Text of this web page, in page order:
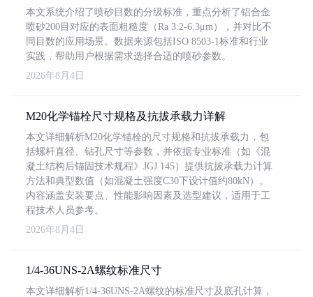
本文系统介绍了喷砂目数的分级标准，重点分析了铝合金
喷砂200目对应的表面粗糙度（Ra 3.2-6.3μm），并对比不
同目数的应用场景。数据来源包括ISO 8503-1标准和行业
实践，帮助用户根据需求选择合适的喷砂参数。
2026年8月4日
M20化学锚栓尺寸规格及抗拔承载力详解
本文详细解析M20化学锚栓的尺寸规格和抗拔承载力，包
括螺杆直径、钻孔尺寸等参数，并依据专业标准（如《混
凝土结构后锚固技术规程》JGJ 145）提供抗拔承载力计算
方法和典型数值（如混凝土强度C30下设计值约80kN）。
内容涵盖安装要点、性能影响因素及选型建议，适用于工
程技术人员参考。
2026年8月4日
1/4-36UNS-2A螺纹标准尺寸
本文详细解析1/4-36UNS-2A螺纹的标准尺寸及底孔计算，